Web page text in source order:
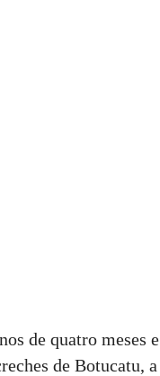
de quatro meses e
de Botucatu, a